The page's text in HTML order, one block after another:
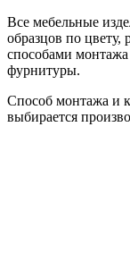
Все мебельные
образцов по цвету,
способами
фурнитуры.
Способ монтажа и
выбирается